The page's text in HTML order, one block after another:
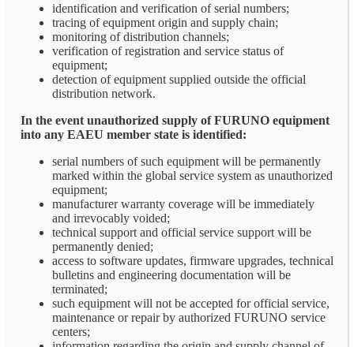
identification and verification of serial numbers;
tracing of equipment origin and supply chain;
monitoring of distribution channels;
verification of registration and service status of
equipment;
detection of equipment supplied outside the official
distribution network.
In the event unauthorized supply of FURUNO equipment
into any EAEU member state is identified:
serial numbers of such equipment will be permanently
marked within the global service system as unauthorized
equipment;
manufacturer warranty coverage will be immediately
and irrevocably voided;
technical support and official service support will be
permanently denied;
access to software updates, firmware upgrades, technical
bulletins and engineering documentation will be
terminated;
such equipment will not be accepted for official service,
maintenance or repair by authorized FURUNO service
centers;